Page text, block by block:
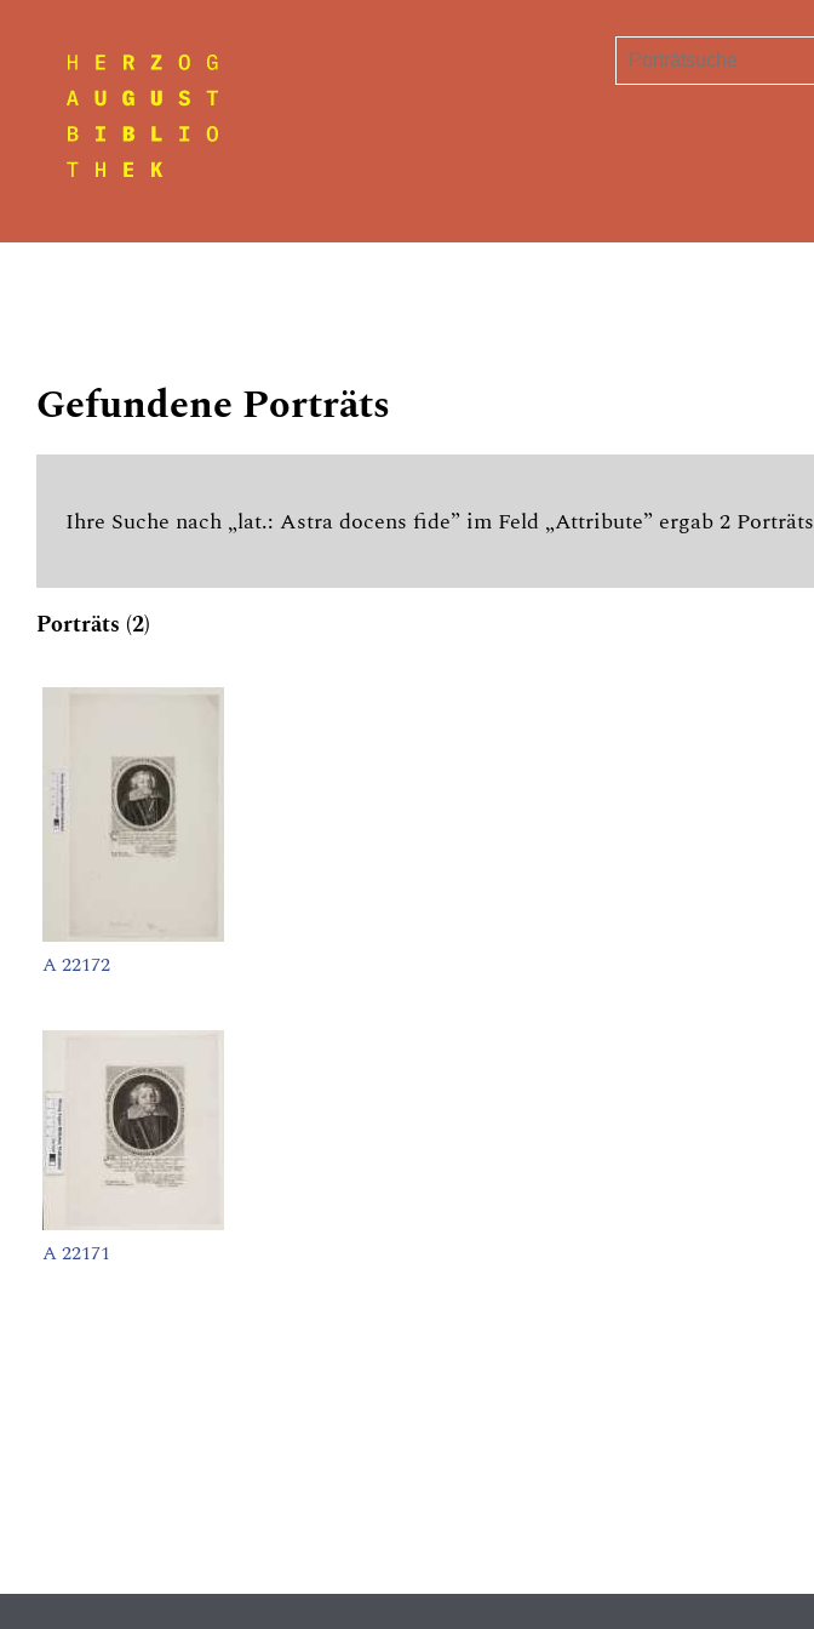
Gefundene Porträts
Ihre Suche nach „lat.: Astra docens fide” im Feld „Attribute” ergab 2 Porträts
Porträts (2)
A 22172
A 22171